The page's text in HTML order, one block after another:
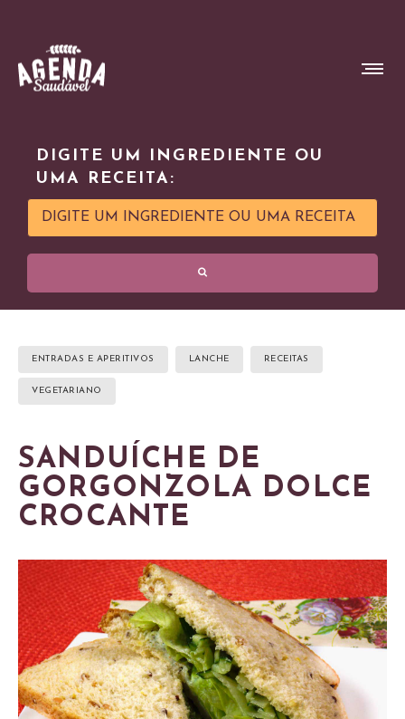
DIGITE UM INGREDIENTE OU
UMA RECEITA:
ENTRADAS E APERITIVOS LANCHE RECEITAS
VEGETARIANO
SANDUÍCHE DE
GORGONZOLA DOLCE
CROCANTE